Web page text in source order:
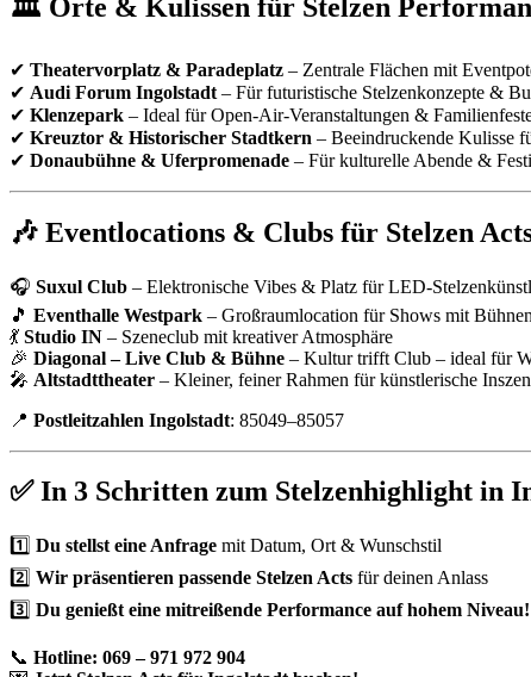
🏛 Orte & Kulissen für Stelzen
✔ Theatervorplatz & Paradeplatz – Zentrale Flächen mit
✔ Audi Forum Ingolstadt – Für futuristische Stelzenkonzepte &
✔ Klenzepark – Ideal für Open-Air-Veranstaltungen &
✔ Kreuztor & Historischer Stadtkern – Beeindruckende Kulisse
✔ Donaubühne & Uferpromenade – Für kulturelle Abende &
🎶 Eventlocations & Clubs für Stelzen
🎧 Suxul Club – Elektronische Vibes & Platz für LED-
🎵 Eventhalle Westpark – Großraumlocation für Shows mit
💃 Studio IN – Szeneclub mit kreativer Atmosphäre
🎉 Diagonal – Live Club & Bühne – Kultur trifft Club – ideal für
🎤 Altstadttheater – Kleiner, feiner Rahmen für künstlerische
📍 Postleitzahlen Ingolstadt: 85049–85057
✅ In 3 Schritten zum Stelzenhighlight in
1️⃣ Du stellst eine Anfrage mit Datum, Ort & Wunschstil
2️⃣ Wir präsentieren passende Stelzen Acts für deinen Anlass
3️⃣ Du genießt eine mitreißende Performance auf hohem Niveau!
📞 Hotline: 069 – 971 972 904